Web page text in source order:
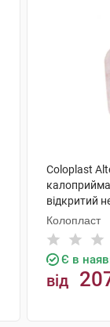
Coloplast
відкритий
мм 30 шт
Колопласт
Є в
від